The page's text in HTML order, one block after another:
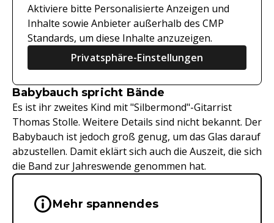
Aktiviere bitte Personalisierte Anzeigen und
Inhalte sowie Anbieter außerhalb des CMP
Standards, um diese Inhalte anzuzeigen.
Privatsphäre-Einstellungen
Babybauch spricht Bände
Es ist ihr zweites Kind mit "Silbermond"-Gitarrist
Thomas Stolle. Weitere Details sind nicht bekannt. Der
Babybauch ist jedoch groß genug, um das Glas darauf
abzustellen. Damit eklärt sich auch die Auszeit, die sich
die Band zur Jahreswende genommen hat.
Wichtige Hinweise &
Mehr spannendes